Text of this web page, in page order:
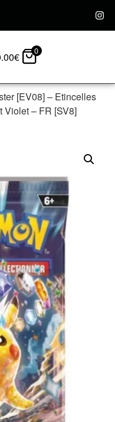
€ 0
[EV08] – Etincelles
Violet – FR [SV8]